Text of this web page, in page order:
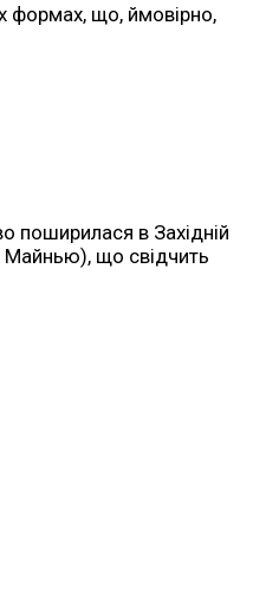
формах, що, ймовірно,
поширилася в Західній
Майнью), що свідчить